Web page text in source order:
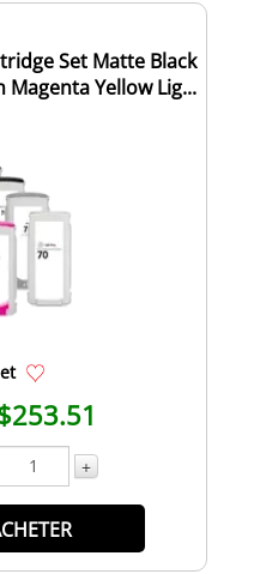
Set Matte Black
Magenta Yellow Lig...
+